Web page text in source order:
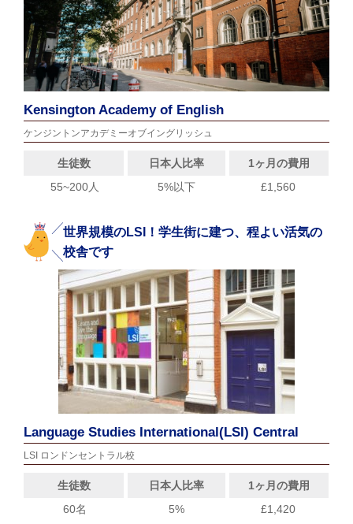
Kensington Academy of English
ケンジントンアカデミーオブイングリッシュ
生徒数 日本人比率
1ヶ月の費用
55~200人
5%以下 £1,560
世界規模のLSI！学生街に建つ、程よい活気の
校舎です
Language Studies International(LSI) Central
LSI ロンドンセントラル校
生徒数 日本人比率
1ヶ月の費用
60名
5% £1,420